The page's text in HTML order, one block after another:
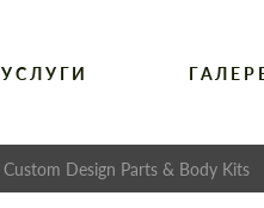
УСЛУГИ
Custom Design Parts & Body Kits